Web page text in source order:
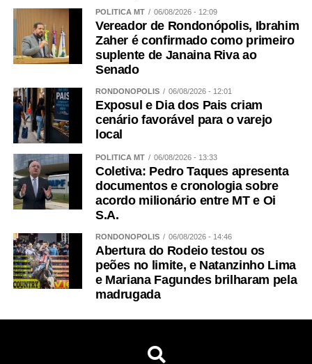
POLÍTICA MT 06/08/2026 - 12:09
Vereador de Rondonópolis, Ibrahim
Zaher é confirmado como primeiro
suplente de Janaina Riva ao
Senado
RONDONÓPOLIS 06/08/2026 - 12:01
Exposul e Dia dos Pais criam
cenário favorável para o varejo
local
POLÍTICA MT 06/08/2026 - 13:33
Coletiva: Pedro Taques apresenta
documentos e cronologia sobre
acordo milionário entre MT e Oi
S.A.
RONDONÓPOLIS 06/08/2026 - 14:46
Abertura do Rodeio testou os
peões no limite, e Natanzinho Lima
e Mariana Fagundes brilharam pela
madrugada